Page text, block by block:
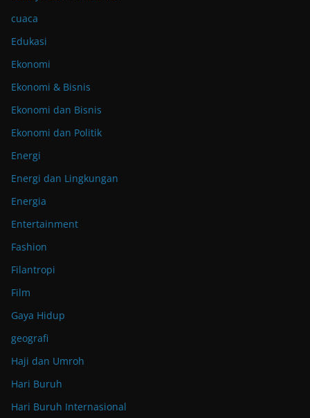
cuaca
Edukasi
Ekonomi
Ekonomi & Bisnis
Ekonomi dan Bisnis
Ekonomi dan Politik
Energi
Energi dan Lingkungan
Energia
Entertainment
Fashion
Filantropi
Film
Gaya Hidup
geografi
Haji dan Umroh
Hari Buruh
Hari Buruh Internasional